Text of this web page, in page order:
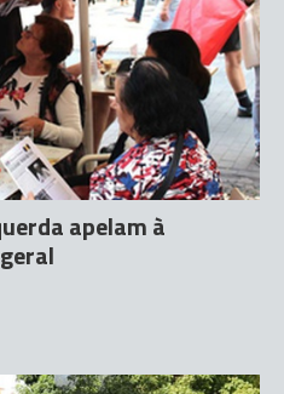
apelam à